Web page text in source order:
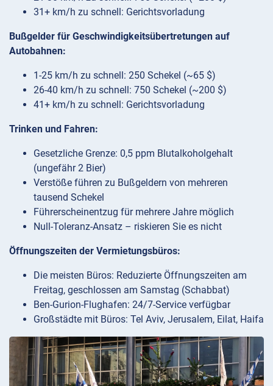
31+ km/h zu schnell: Gerichtsvorladung
Bußgelder für Geschwindigkeitsübertretungen auf
Autobahnen:
1-25 km/h zu schnell: 250 Schekel (~65 $)
26-40 km/h zu schnell: 750 Schekel (~200 $)
41+ km/h zu schnell: Gerichtsvorladung
Trinken und Fahren:
Gesetzliche Grenze: 0,5 ppm Blutalkoholgehalt
(ungefähr 2 Bier)
Verstöße führen zu Bußgeldern von mehreren
tausend Schekel
Führerscheinentzug für mehrere Jahre möglich
Null-Toleranz-Ansatz – riskieren Sie es nicht
Öffnungszeiten der Vermietungsbüros:
Die meisten Büros: Reduzierte Öffnungszeiten am
Freitag, geschlossen am Samstag (Schabbat)
Ben-Gurion-Flughafen: 24/7-Service verfügbar
Großstädte mit Büros: Tel Aviv, Jerusalem, Eilat, Haifa